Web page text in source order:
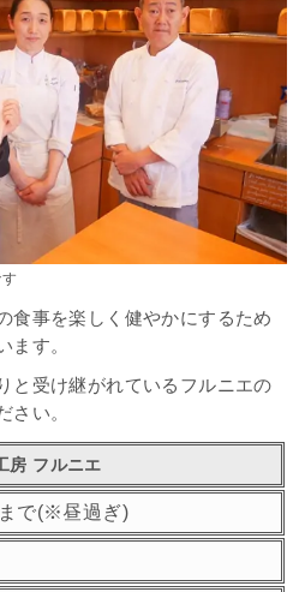
食事を楽しく健やかにするため
ます。
と受け継がれているフルニエの
さい。
房 フルニエ
で(※昼過ぎ)